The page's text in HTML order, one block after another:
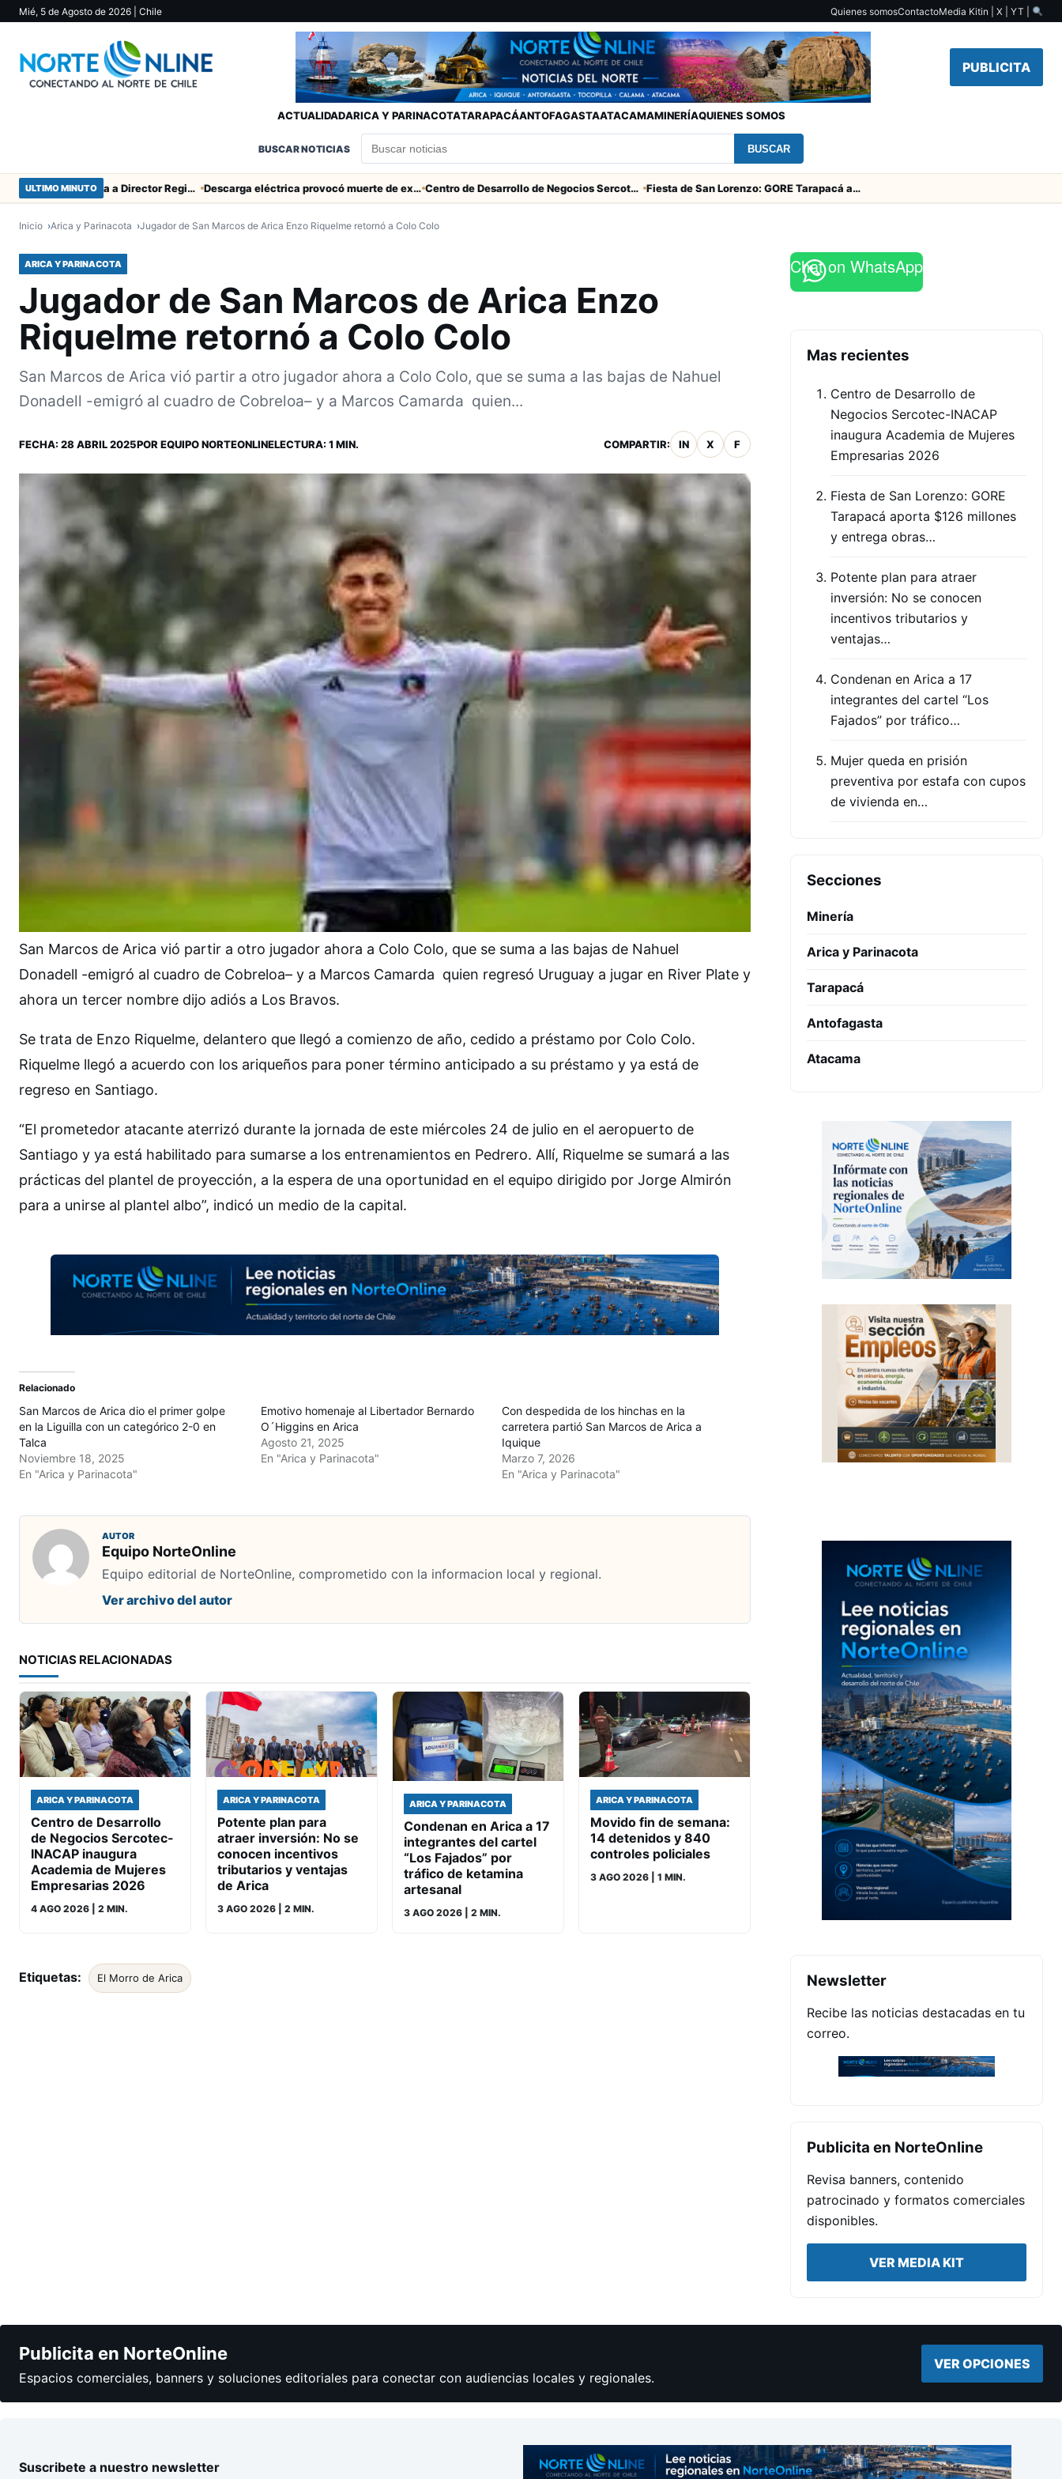
Mié, 5 de Agosto de 2026 | Chile Quienes somosContactoMedia Kitin | X | YT |
PUBLICITA
ACTUALIDADARICA Y PARINACOTATARAPACÁANTOFAGASTAATACAMAMINERÍAQUIENES SOMOS
BUSCAR NOTICIAS BUSCAR
ULTIMO MINUTO SERNAC pidió la renuncia a Director Regional (s) de Arica por contratar solo a militantes del Gobierno Descarga eléctrica provocó muerte de extranjero que robaba cables en Cerro Chuño Centro de Desarrollo de Negocios Sercotec-INACAP inaugura Academia de Mujeres Empresarias 2026 Fiesta de San Lorenzo: GORE Tarapacá aporta $126 millones y entrega obras en el campanario
Inicio Arica y Parinacota Jugador de San Marcos de Arica Enzo Riquelme retornó a Colo Colo
ARICA Y PARINACOTA
Jugador de San Marcos de Arica Enzo
Riquelme retornó a Colo Colo
San Marcos de Arica vió partir a otro jugador ahora a Colo Colo, que se suma a las bajas de Nahuel
Donadell -emigró al cuadro de Cobreloa– y a Marcos Camarda quien...
FECHA: 28 ABRIL 2025POR EQUIPO NORTEONLINELECTURA: 1 MIN. COMPARTIR: IN X F
San Marcos de Arica vió partir a otro jugador ahora a Colo Colo, que se suma a las bajas de Nahuel
Donadell -emigró al cuadro de Cobreloa– y a Marcos Camarda quien regresó Uruguay a jugar en River Plate y
ahora un tercer nombre dijo adiós a Los Bravos.
Se trata de Enzo Riquelme, delantero que llegó a comienzo de año, cedido a préstamo por Colo Colo.
Riquelme llegó a acuerdo con los ariqueños para poner término anticipado a su préstamo y ya está de
regreso en Santiago.
“El prometedor atacante aterrizó durante la jornada de este miércoles 24 de julio en el aeropuerto de
Santiago y ya está habilitado para sumarse a los entrenamientos en Pedrero. Allí, Riquelme se sumará a las
prácticas del plantel de proyección, a la espera de una oportunidad en el equipo dirigido por Jorge Almirón
para a unirse al plantel albo”, indicó un medio de la capital.
Relacionado
San Marcos de Arica dio el primer golpe
en la Liguilla con un categórico 2-0 en
Talca
Noviembre 18, 2025
En "Arica y Parinacota"
Emotivo homenaje al Libertador Bernardo
O´Higgins en Arica
Agosto 21, 2025
En "Arica y Parinacota"
Con despedida de los hinchas en la
carretera partió San Marcos de Arica a
Iquique
Marzo 7, 2026
En "Arica y Parinacota"
AUTOR
Equipo NorteOnline
Equipo editorial de NorteOnline, comprometido con la informacion local y regional.
Ver archivo del autor
NOTICIAS RELACIONADAS
ARICA Y PARINACOTA
Centro de Desarrollo
de Negocios Sercotec-
INACAP inaugura
Academia de Mujeres
Empresarias 2026
4 AGO 2026 | 2 MIN.
ARICA Y PARINACOTA
Potente plan para
atraer inversión: No se
conocen incentivos
tributarios y ventajas
de Arica
3 AGO 2026 | 2 MIN.
ARICA Y PARINACOTA
Condenan en Arica a 17
integrantes del cartel
“Los Fajados” por
tráfico de ketamina
artesanal
3 AGO 2026 | 2 MIN.
ARICA Y PARINACOTA
Movido fin de semana:
14 detenidos y 840
controles policiales
3 AGO 2026 | 1 MIN.
Etiquetas: El Morro de Arica
Chat on WhatsApp
Mas recientes
Centro de Desarrollo de
Negocios Sercotec-INACAP
inaugura Academia de Mujeres
Empresarias 2026
Fiesta de San Lorenzo: GORE
Tarapacá aporta $126 millones
y entrega obras…
Potente plan para atraer
inversión: No se conocen
incentivos tributarios y
ventajas…
Condenan en Arica a 17
integrantes del cartel “Los
Fajados” por tráfico…
Mujer queda en prisión
preventiva por estafa con cupos
de vivienda en…
Secciones
Minería
Arica y Parinacota
Tarapacá
Antofagasta
Atacama
Newsletter
Recibe las noticias destacadas en tu
correo.
Publicita en NorteOnline
Revisa banners, contenido
patrocinado y formatos comerciales
disponibles.
VER MEDIA KIT
Publicita en NorteOnline
Espacios comerciales, banners y soluciones editoriales para conectar con audiencias locales y regionales.
VER OPCIONES
Suscribete a nuestro newsletter